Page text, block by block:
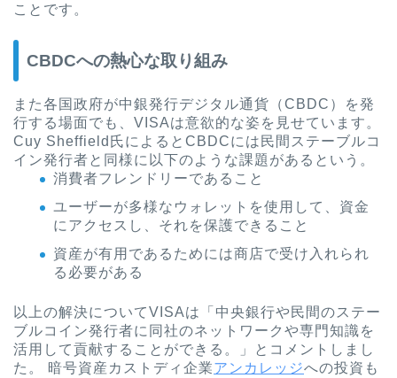
ことです。
CBDCへの熱心な取り組み
また各国政府が中銀発行デジタル通貨（CBDC）を発
行する場面でも、VISAは意欲的な姿を見せています。
Cuy Sheffield氏によるとCBDCには民間ステーブルコ
イン発行者と同様に以下のような課題があるという。
消費者フレンドリーであること
ユーザーが多様なウォレットを使用して、資金
にアクセスし、それを保護できること
資産が有用であるためには商店で受け入れられ
る必要がある
以上の解決についてVISAは「中央銀行や民間のステー
ブルコイン発行者に同社のネットワークや専門知識を
活用して貢献することができる。」とコメントしまし
た。 暗号資産カストディ企業アンカレッジへの投資も